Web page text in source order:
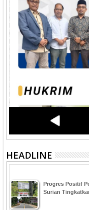
HEADLINE
Progres Positif
Surian